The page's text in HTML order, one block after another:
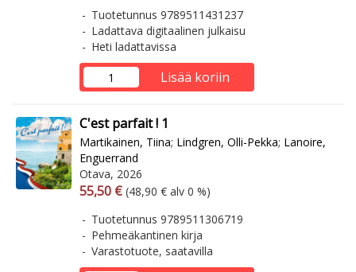
Tuotetunnus 9789511431237
Ladattava digitaalinen julkaisu
Heti ladattavissa
Lisää koriin
C'est parfait ! 1
Martikainen, Tiina; Lindgren, Olli-Pekka; Lanoire,
Enguerrand
Otava, 2026
Arvonlisäverollinen hinta
55,50 € Arvonlisäveroton hinta
(48,90 € alv 0 %)
Tuotetunnus 9789511306719
Pehmeäkantinen kirja
Varastotuote, saatavilla